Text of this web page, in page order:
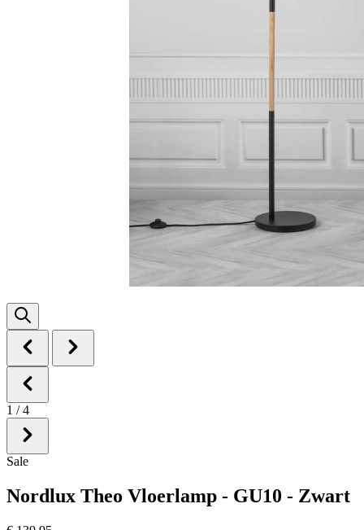
1 / 4
Sale
Nordlux Theo Vloerlamp - GU10 - Zwart